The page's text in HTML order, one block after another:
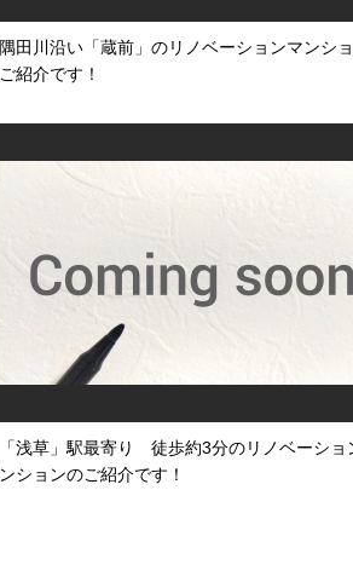
隅田川沿い「蔵前」のリノベーションマンシ
ご紹介です！
「浅草」駅最寄り 徒歩約3分のリノベーショ
ンションのご紹介です！